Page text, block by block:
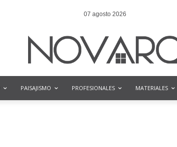
07 agosto 2026
PAISAJISMO PROFESIONALES MATERIALES